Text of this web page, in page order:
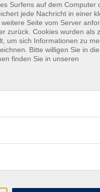
Surfens auf dem Computer
jede Nachricht in einer
Seite vom Server
zurück. Cookies wurden als
um sich Informationen zu
Bitte willigen Sie in
finden Sie in unseren